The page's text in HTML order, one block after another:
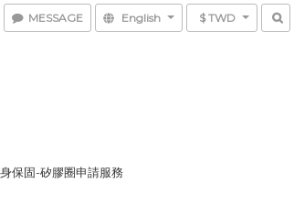
MESSAGE English $ TWD